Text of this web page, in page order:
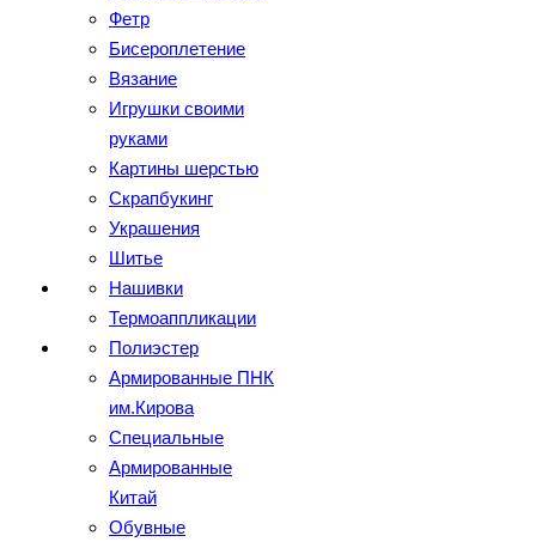
Фетр
Бисероплетение
Вязание
Игрушки своими
руками
Картины шерстью
Скрапбукинг
Украшения
Шитье
Нашивки
Термоаппликации
Полиэстер
Армированные ПНК
им.Кирова
Специальные
Армированные
Китай
Обувные